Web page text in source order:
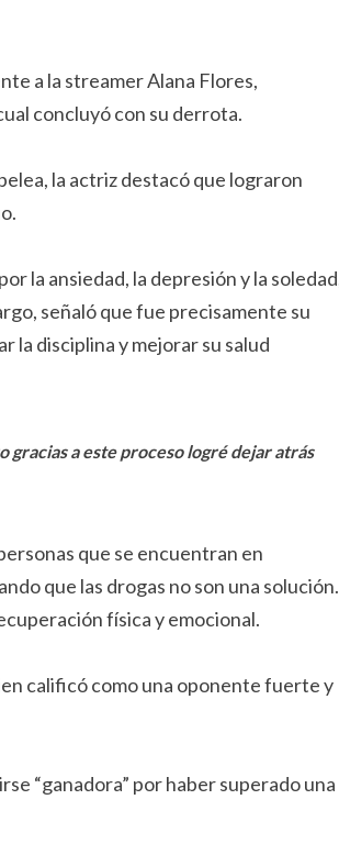
a la streamer Alana Flores,
concluyó con su derrota.
la actriz destacó que lograron
la ansiedad, la depresión y la
señaló que fue precisamente su
la disciplina y mejorar su salud
gracias a este proceso logré dejar atrás
que se encuentran en
que las drogas no son una solución.
física y emocional.
calificó como una oponente fuerte y
“ganadora” por haber superado una